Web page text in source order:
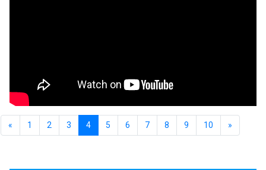
« 1 2 3 4 5 6 7 8 9 10 »